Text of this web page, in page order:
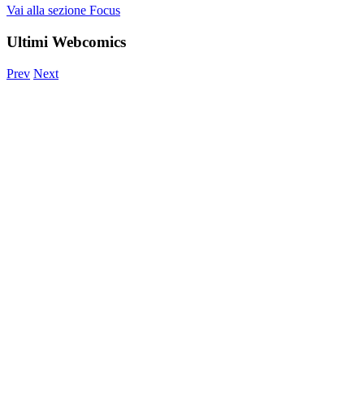
Vai alla sezione Focus
Ultimi Webcomics
Prev Next